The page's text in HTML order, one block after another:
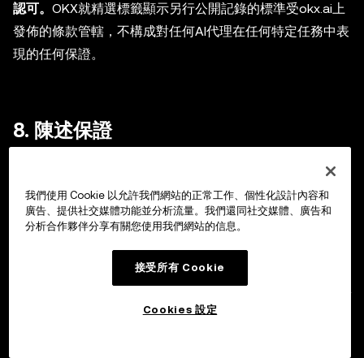
認可。 OKX就精選標籤顯示另行公開記錄的標準受okx.ai上
發佈的條款管轄，不構成對任何AI代理在任何特定任務中表
現的任何保證。
8. 陳述保證
8.1 一般陳述。除OKX以書面形式明確作出相反規定外，
OKX及其關聯方或供應商不向您作出任何形式的陳述、保
證或擔保。OKX、我們的服務、其中包含的內容、其中上
“現狀”及“可用狀態”提供，不附帶任何形式的保證或條件，
無論明示或默示，無論位於何處，且不限制上述內容的一般
我們使用 Cookie 以允許我們網站的正常工作、個性化設計內容和
廣告、提供社交媒體功能並分析流量。我們還同社交媒體、廣告和
分析合作夥伴分享有關您使用我們網站的信息。
接受所有 Cookie
Cookies 設定